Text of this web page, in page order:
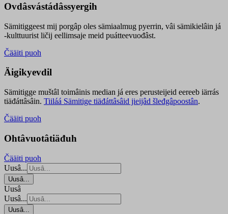
Ovdâsvástádâssyergih
Sämitiggeest mij porgâp oles sämiaalmug pyerrin, vâi sämikielâin já
-kulttuurist ličij eellimsaje meid puátteevuođâst.
Čääiti puoh
Äigikyevdil
Sämitigge muštâl toimâinis median já eres perusteijeid eereeb iärrás
tiäđáttâsâin. Tiiláá Sämitige tiäđáttâsâid jieijâd šleđgâpoostân.
Čääiti puoh
Ohtâvuotâtiäđuh
Čääiti puoh
Uusâ...
Uusâ...
Uusâ
Uusâ...
Uusâ...